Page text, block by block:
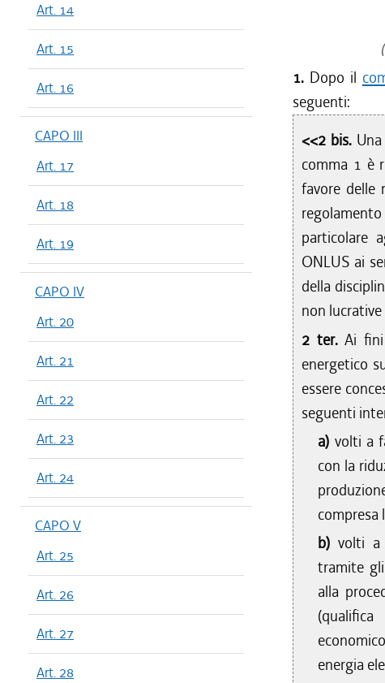
Art. 14
Art. 15
Art. 16
CAPO III
Art. 17
Art. 18
Art. 19
CAPO IV
Art. 20
Art. 21
Art. 22
Art. 23
Art. 24
CAPO V
Art. 25
Art. 26
Art. 27
Art. 28
1. Dopo il
seguenti:
<<2 bis.
comma 1 è
favore delle
particolare
ONLUS ai
della
non
2 ter.Ai
energetico
essere
seguenti
a) volti a
con la
compresa
b)volti a
tramite
alla
energia